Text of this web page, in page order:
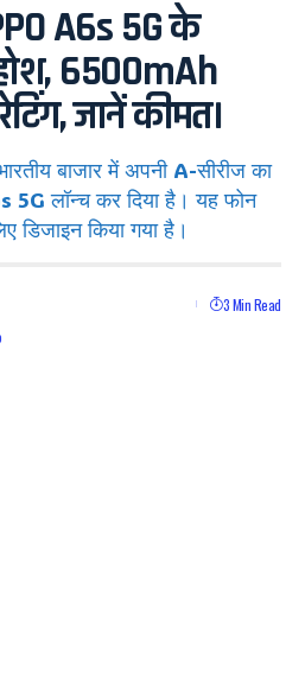
A6s 5G के
6500mAh
जानें कीमत।
बाजार में अपनी A-सीरीज का
5G लॉन्च कर दिया है। यह फोन
डिजाइन किया गया है।
3 Min Read